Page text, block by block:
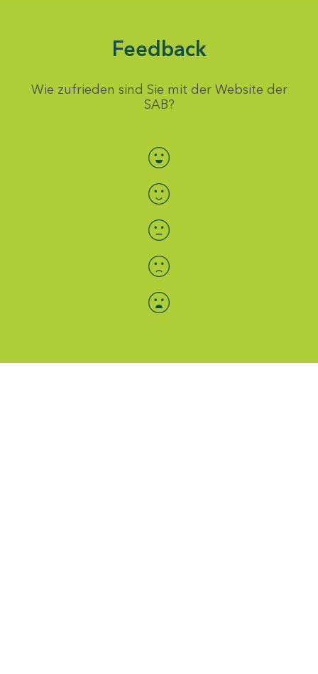
Feedback
Wie zufrieden sind Sie mit der Website der
SAB?
Bewertung auswählen